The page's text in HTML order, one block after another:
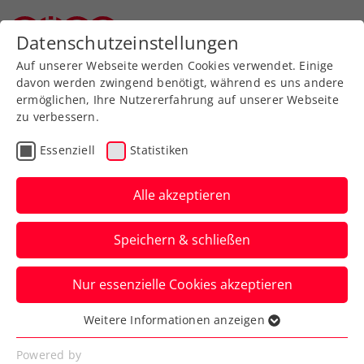
Zurück zur Newsübersicht
Rollstuhltennis
Neumayer, Tagger und
Routinier Legner zeigen
international auf
Die ÖTV-Spieler:innen wissen in
Kalenderwoche 40 teilweise sehr zu
Datenschutzeinstellungen
Auf unserer Webseite werden Cookies verwendet. Einige
davon werden zwingend benötigt, während es uns andere
ermöglichen, Ihre Nutzererfahrung auf unserer Webseite
zu verbessern.
Essenziell Statistiken
Alle akzeptieren
Speichern & schließen
Nur essenzielle Cookies akzeptieren
Essenziell
Essenzielle Cookies werden für grundlegende
Weitere Informationen anzeigen
Powered by